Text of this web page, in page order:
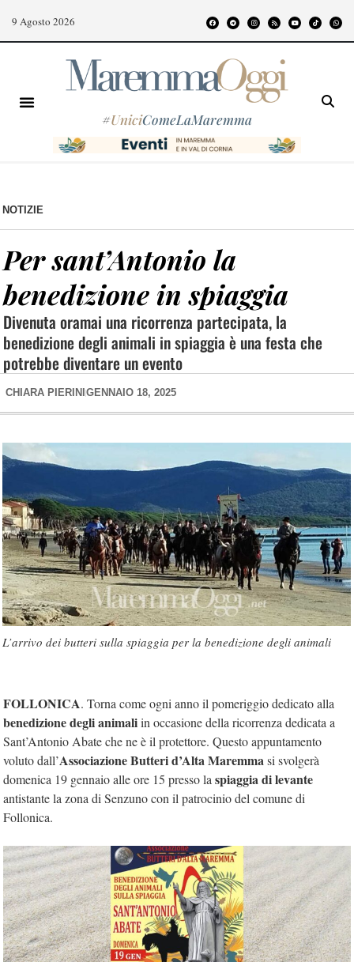
9 Agosto 2026
#UniciComeLaMaremma
NOTIZIE
Per sant’Antonio la
benedizione in spiaggia
Divenuta oramai una ricorrenza partecipata, la
benedizione degli animali in spiaggia è una festa che
potrebbe diventare un evento
CHIARA PIERINI GENNAIO 18, 2025
L’arrivo dei butteri sulla spiaggia per la benedizione degli animali
FOLLONICA. Torna come ogni anno il pomeriggio dedicato alla
benedizione degli animaliin occasione della ricorrenza dedicata a
Sant’Antonio Abate che ne è il protettore. Questo appuntamento
voluto dall’Associazione Butteri d’Alta Maremmasi svolgerà
domenica 19 gennaio alle ore 15 presso la spiaggia di levante
antistante la zona di Senzuno con il patrocinio del comune di
Follonica.